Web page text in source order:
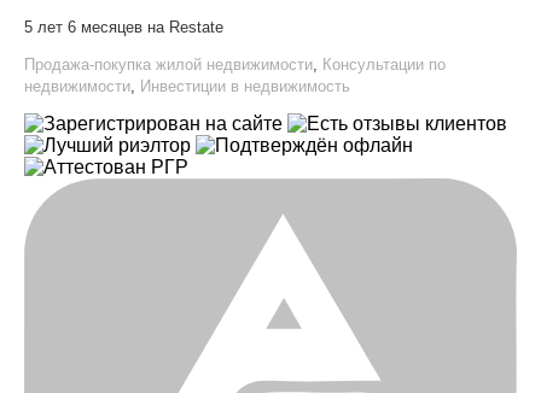
5 лет 6 месяцев на Restate
Продажа-покупка жилой недвижимости, Консультации по
недвижимости, Инвестиции в недвижимость